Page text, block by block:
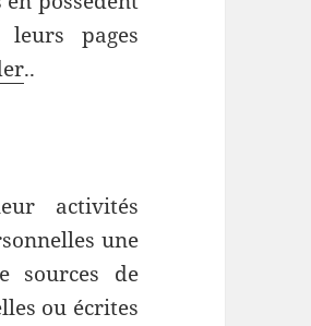
pages
..
activités
une
sources de
ou écrites